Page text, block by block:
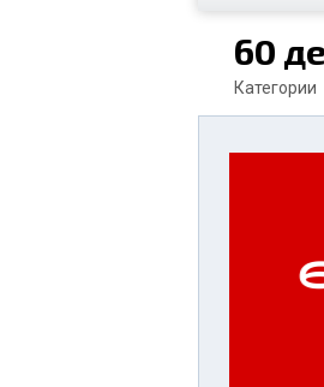
60
Категории